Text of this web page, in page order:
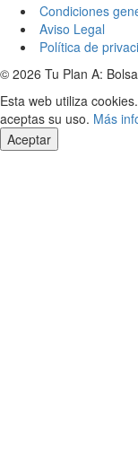
Condiciones
Aviso Legal
Política de
© 2026 Tu Plan A:
Esta web utiliza
aceptas su uso. Más
Aceptar